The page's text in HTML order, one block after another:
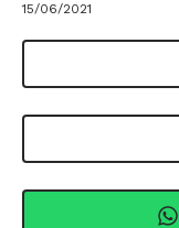
15/06/2021